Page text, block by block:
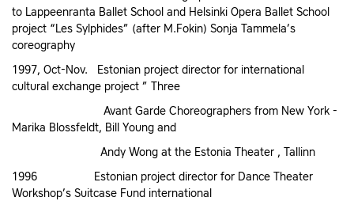
to Lappeenranta Ballet School and Helsinki Opera Ballet School
project “Les Sylphides” (after M.Fokin) Sonja Tammela’s
coreography
1997, Oct-Nov. Estonian project director for international
cultural exchange project ” Three
Avant Garde Choreographers from New York -
Marika Blossfeldt, Bill Young and
Andy Wong at the Estonia Theater , Tallinn
1996 Estonian project director for Dance Theater
Workshop’s Suitcase Fund international